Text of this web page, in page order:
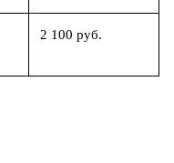
2 100 руб.